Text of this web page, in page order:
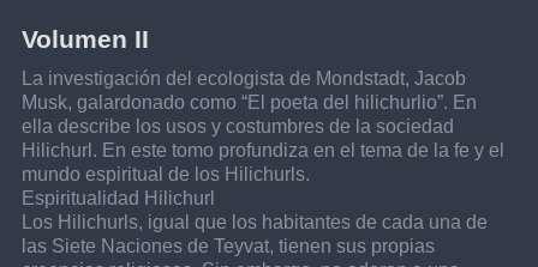
Volumen II
La investigación del ecologista de Mondstadt, Jacob
Musk, galardonado como “El poeta del hilichurlio”. En
ella describe los usos y costumbres de la sociedad
Hilichurl. En este tomo profundiza en el tema de la fe y el
mundo espiritual de los Hilichurls.
Espiritualidad Hilichurl
Los Hilichurls, igual que los habitantes de cada una de
las Siete Naciones de Teyvat, tienen sus propias